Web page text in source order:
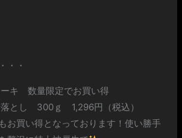
・・
ーキ 数量限定でお買い得
落とし 300ｇ 1,296円（税込）
お買い得となっております！使い勝手